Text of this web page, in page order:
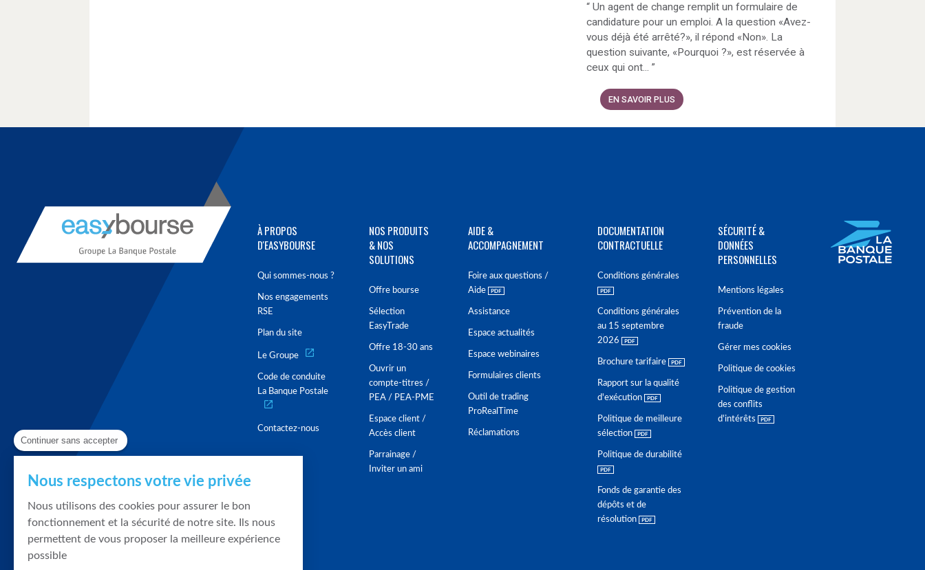
“ Un agent de change remplit un formulaire de
candidature pour un emploi. A la question «Avez-
vous déjà été arrêté?», il répond «Non». La
question suivante, «Pourquoi ?», est réservée à
ceux qui ont...”
EN SAVOIR PLUS
À PROPOS
D'EASYBOURSE
Qui sommes-nous ?
Nos engagements
RSE
Plan du site
Le Groupe
Code de conduite
La Banque Postale
Contactez-nous
NOS PRODUITS
& NOS
SOLUTIONS
Offre bourse
Sélection
EasyTrade
Offre 18-30 ans
Ouvrir un
compte-titres /
PEA / PEA-PME
Espace client /
Accès client
Parrainage /
Inviter un ami
AIDE &
ACCOMPAGNEMENT
Foire aux questions /
Aide
Assistance
Espace actualités
Espace webinaires
Formulaires clients
Outil de trading
ProRealTime
Réclamations
DOCUMENTATION
CONTRACTUELLE
Conditions générales
Conditions générales
au 15 septembre
2026
Brochure tarifaire
Rapport sur la qualité
d'exécution
Politique de meilleure
sélection
Politique de durabilité
Fonds de garantie des
dépôts et de
résolution
SÉCURITÉ &
DONNÉES
PERSONNELLES
Mentions légales
Prévention de la
fraude
Gérer mes cookies
Politique de cookies
Politique de gestion
des conflits
d'intérêts
Continuer sans accepter
Nous respectons votre vie privée
Nous utilisons des cookies pour assurer le bon
fonctionnement et la sécurité de notre site. Ils nous
permettent de vous proposer la meilleure expérience
possible